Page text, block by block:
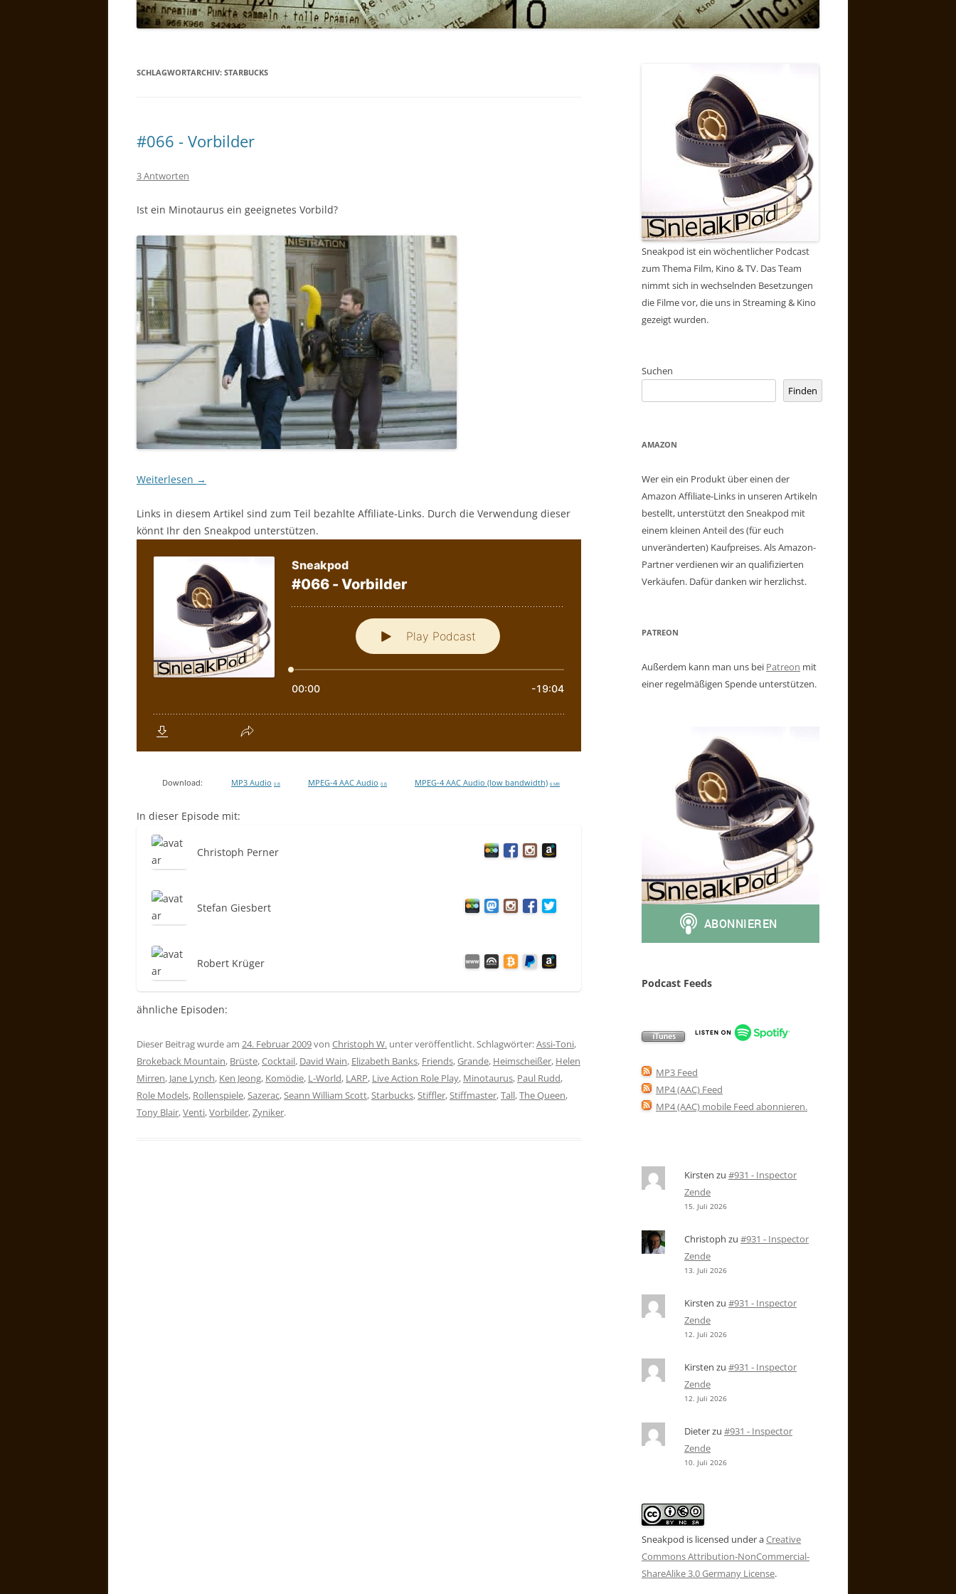
SCHLAGWORTARCHIV: STARBUCKS
#066 - Vorbilder
3 Antworten
Ist ein Minotaurus ein geeignetes Vorbild?
Weiterlesen →
Links in diesem Artikel sind zum Teil bezahlte Affiliate-Links. Durch die Verwendung dieser
könnt Ihr den Sneakpod unterstützen.
Download: MP3 Audio 0 B MPEG-4 AAC Audio 0 B MPEG-4 AAC Audio (low bandwidth) 6 MB
In dieser Episode mit:
Christoph Perner
Stefan Giesbert
Robert Krüger
ähnliche Episoden:
Dieser Beitrag wurde am 24. Februar 2009von Christoph W. unter veröffentlicht. Schlagwörter:Assi-Toni,
Brokeback Mountain, Brüste,Cocktail, David Wain, Elizabeth Banks, Friends,Grande, Heimscheißer, Helen
Mirren, Jane Lynch, Ken Jeong, Komödie, L-World, LARP, Live Action Role Play, Minotaurus, Paul Rudd,
Role Models, Rollenspiele,Sazerac,Seann William Scott,Starbucks,Stiffler,Stiffmaster,Tall,The Queen,
Tony Blair,Venti,Vorbilder,Zyniker.
Sneakpod ist ein wöchentlicher Podcast
zum Thema Film, Kino & TV. Das Team
nimmt sich in wechselnden Besetzungen
die Filme vor, die uns in Streaming & Kino
gezeigt wurden.
Suchen
Finden
AMAZON
Wer ein ein Produkt über einen der
Amazon Affiliate-Links in unseren Artikeln
bestellt, unterstützt den Sneakpod mit
einem kleinen Anteil des (für euch
unveränderten) Kaufpreises. Als Amazon-
Partner verdienen wir an qualifizierten
Verkäufen. Dafür danken wir herzlichst.
PATREON
Außerdem kann man uns bei Patreon mit
einer regelmäßigen Spende unterstützen.
Podcast Feeds
MP3 Feed
MP4 (AAC) Feed
MP4 (AAC) mobile Feed abonnieren.
Kirsten zu #931 - Inspector
Zende
15. Juli 2026
Christoph zu #931 - Inspector
Zende
13. Juli 2026
Kirsten zu #931 - Inspector
Zende
12. Juli 2026
Kirsten zu #931 - Inspector
Zende
12. Juli 2026
Dieterzu #931 - Inspector
Zende
10. Juli 2026
Sneakpod is licensed under aCreative
Commons Attribution-NonCommercial-
ShareAlike 3.0 Germany License.